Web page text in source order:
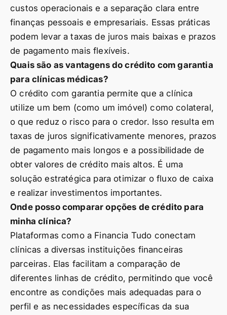
custos operacionais e a separação clara entre
finanças pessoais e empresariais. Essas práticas
podem levar a taxas de juros mais baixas e prazos
de pagamento mais flexíveis.
Quais são as vantagens do crédito com garantia
para clínicas médicas?
O crédito com garantia permite que a clínica
utilize um bem (como um imóvel) como colateral,
o que reduz o risco para o credor. Isso resulta em
taxas de juros significativamente menores, prazos
de pagamento mais longos e a possibilidade de
obter valores de crédito mais altos. É uma
solução estratégica para otimizar o fluxo de caixa
e realizar investimentos importantes.
Onde posso comparar opções de crédito para
minha clínica?
Plataformas como a Financia Tudo conectam
clínicas a diversas instituições financeiras
parceiras. Elas facilitam a comparação de
diferentes linhas de crédito, permitindo que você
encontre as condições mais adequadas para o
perfil e as necessidades específicas da sua